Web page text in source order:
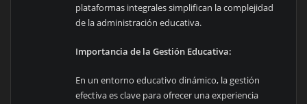
plataformas integrales simplifican la complejidad
de la administración educativa.
Importancia de la Gestión Educativa:
En un entorno educativo dinámico, la gestión
efectiva es clave para ofrecer una experiencia